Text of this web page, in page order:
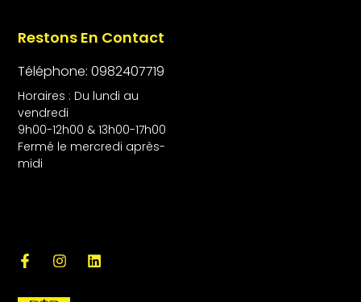
Restons En Contact
Téléphone: 0982407719
Horaires : Du lundi au
vendredi
9h00-12h00 & 13h00-17h00
Fermé le mercredi après-
midi